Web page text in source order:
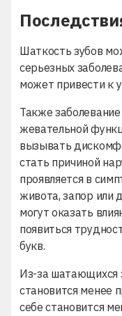
Шаткость зубов
серьезных
может привести к
Также
жевательной
вызывать
стать причиной
проявляется в
живота, запор или
могут оказать
появиться
букв.
Из-за шатающихся
становится менее
себе становится